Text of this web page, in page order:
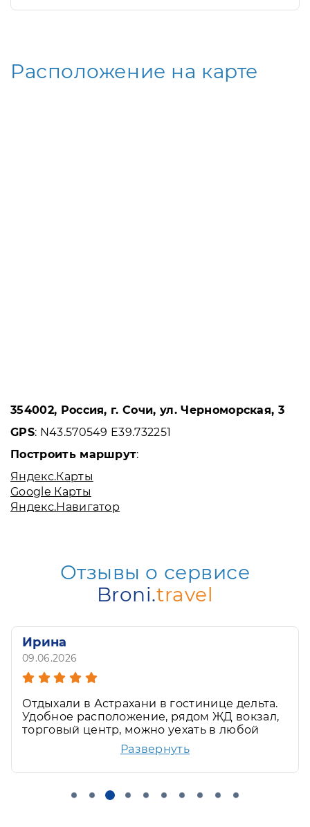
Расположение на карте
354002, Россия, г. Сочи, ул. Черноморская, 3
GPS: N43.570549 E39.732251
Построить маршрут:
Яндекс.Карты
Google Карты
Яндекс.Навигатор
Отзывы о сервисе
Broni.travel
Ирина
09.06.2026
Отдыхали в Астрахани в гостинице дельта.
Удобное расположение, рядом ЖД вокзал,
торговый центр, можно уехать в любой
конец города. Вежливый персонал, клиент
ориентированный. Уютный, чистый номер
Развернуть